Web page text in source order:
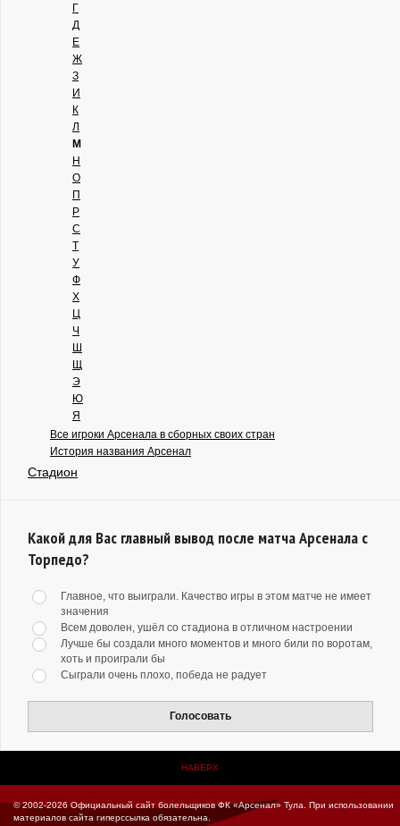
Г
Д
Е
Ж
З
И
К
Л
М
Н
О
П
Р
С
Т
У
Ф
Х
Ц
Ч
Ш
Щ
Э
Ю
Я
Все игроки Арсенала в сборных своих стран
История названия Арсенал
Стадион
Какой для Вас главный вывод после матча Арсенала с
Торпедо?
Главное, что выиграли. Качество игры в этом матче не имеет
значения
Всем доволен, ушёл со стадиона в отличном настроении
Лучше бы создали много моментов и много били по воротам,
хоть и проиграли бы
Сыграли очень плохо, победа не радует
Голосовать
НАВЕРХ
© 2002-2026 Официальный сайт болельщиков ФК «Арсенал» Тула.
При использовании
материалов сайта гиперссылка обязательна.